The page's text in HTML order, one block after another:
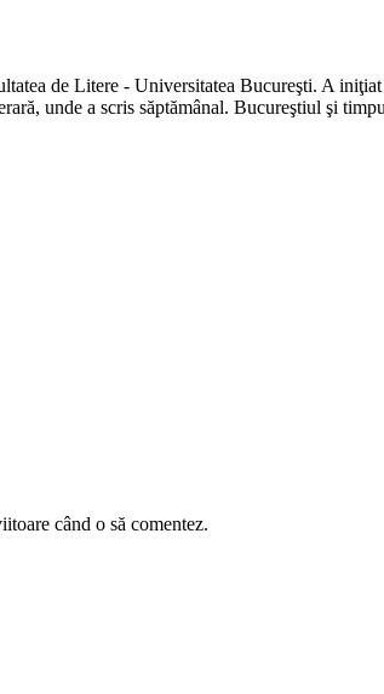
de Litere - Universitatea Bucureşti. A
unde a scris săptămânal. Bucureştiul şi
când o să comentez.